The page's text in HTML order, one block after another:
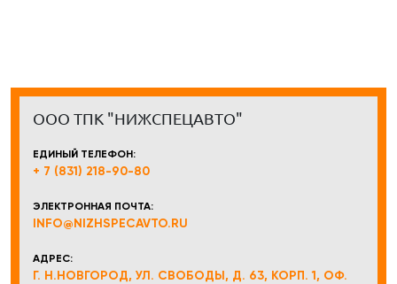
ООО ТПК "НИЖСПЕЦАВТО"
ЕДИНЫЙ ТЕЛЕФОН:
+ 7 (831) 218-90-80
ЭЛЕКТРОННАЯ ПОЧТА:
INFO@NIZHSPECAVTO.RU
АДРЕС:
Г. Н.НОВГОРОД, УЛ. СВОБОДЫ, Д. 63, КОРП. 1, ОФ.